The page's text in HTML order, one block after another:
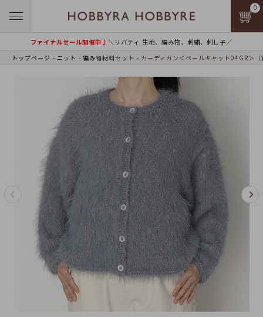
ファイナルセール開催中♪＼リバティ 生地、編み物、刺繍、刺し子／
0
トップページ ニット 編み物材料セット カーディガン＜ペールキャット04GR＞